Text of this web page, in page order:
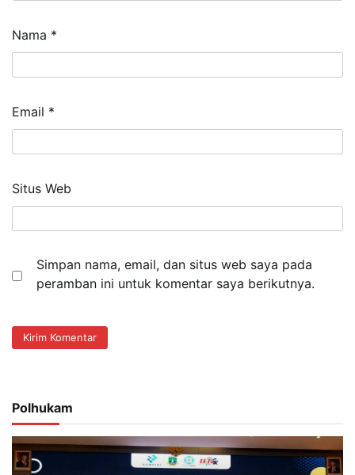
Nama *
Email *
Situs Web
Simpan nama, email, dan situs web saya pada
peramban ini untuk komentar saya berikutnya.
Polhukam